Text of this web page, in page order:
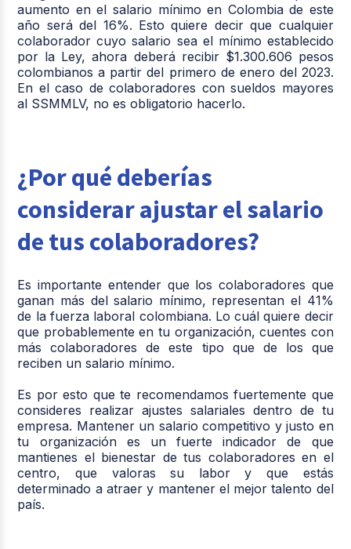
aumento en el salario mínimo en Colombia de este
año será del 16%. Esto quiere decir que cualquier
colaborador cuyo salario sea el mínimo establecido
por la Ley, ahora deberá recibir $1.300.606 pesos
colombianos a partir del primero de enero del 2023.
En el caso de colaboradores con sueldos mayores
al SSMMLV, no es obligatorio hacerlo.
¿Por qué deberías
considerar ajustar el salario
de tus colaboradores?
Es importante entender que los colaboradores que
ganan más del salario mínimo, representan el 41%
de la fuerza laboral colombiana. Lo cuál quiere decir
que probablemente en tu organización, cuentes con
más colaboradores de este tipo que de los que
reciben un salario mínimo.
Es por esto que te recomendamos fuertemente que
consideres realizar ajustes salariales dentro de tu
empresa. Mantener un salario competitivo y justo en
tu organización es un fuerte indicador de que
mantienes el bienestar de tus colaboradores en el
centro, que valoras su labor y que estás
determinado a atraer y mantener el mejor talento del
país.